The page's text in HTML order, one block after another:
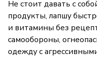
Не стоит давать с
продукты, лапшу
и витамины без
самообороны,
одежду с